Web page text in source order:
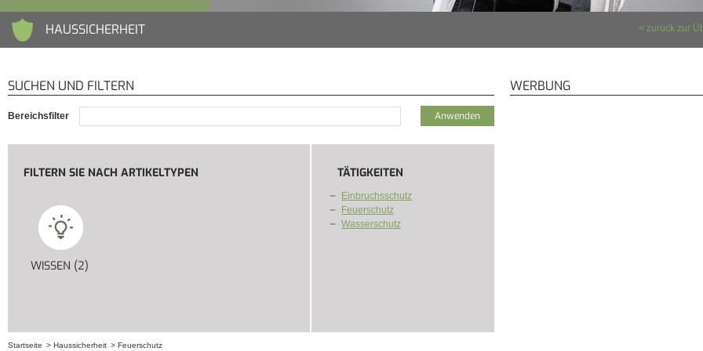
HAUSSICHERHEIT zurück zur
SUCHEN UND FILTERN
Bereichsfilter
FILTERN SIE NACH ARTIKELTYPEN
WISSEN (2)
TÄTIGKEITEN
Einbruchsschutz
Feuerschutz
Wasserschutz
WERBUNG
Startseite Haussicherheit Feuerschutz